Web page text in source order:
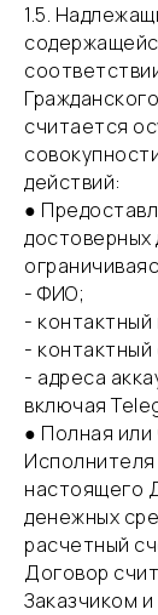
​1.5.
считается
действий:
●
достоверных
- ФИО;
-
- контактный
- адреса
включая
● Полная или
Исполнителя
настоящего
денежных
расчетный
Договор
Заказчиком